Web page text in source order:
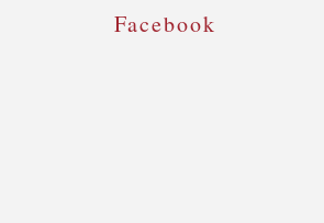
Facebook